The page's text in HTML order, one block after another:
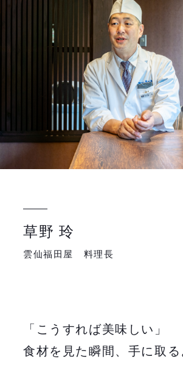
草野 玲
雲仙福田屋 料理長
「こうすれば美味しい」
食材を見た瞬間、手に取る